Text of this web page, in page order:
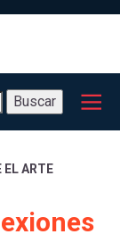
Buscar
EL ARTE